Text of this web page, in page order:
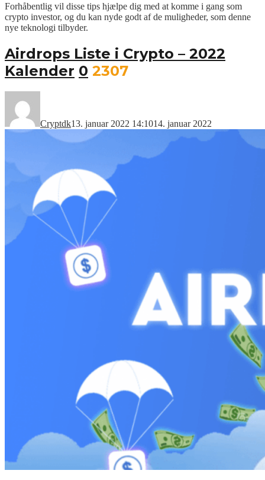
Forhåbentlig vil disse tips hjælpe dig med at komme i gang som
crypto investor, og du kan nyde godt af de muligheder, som denne
nye teknologi tilbyder.
Airdrops Liste i Crypto – 2022
Kalender 0 2307
Cryptdk13. januar 2022 14:1014. januar 2022